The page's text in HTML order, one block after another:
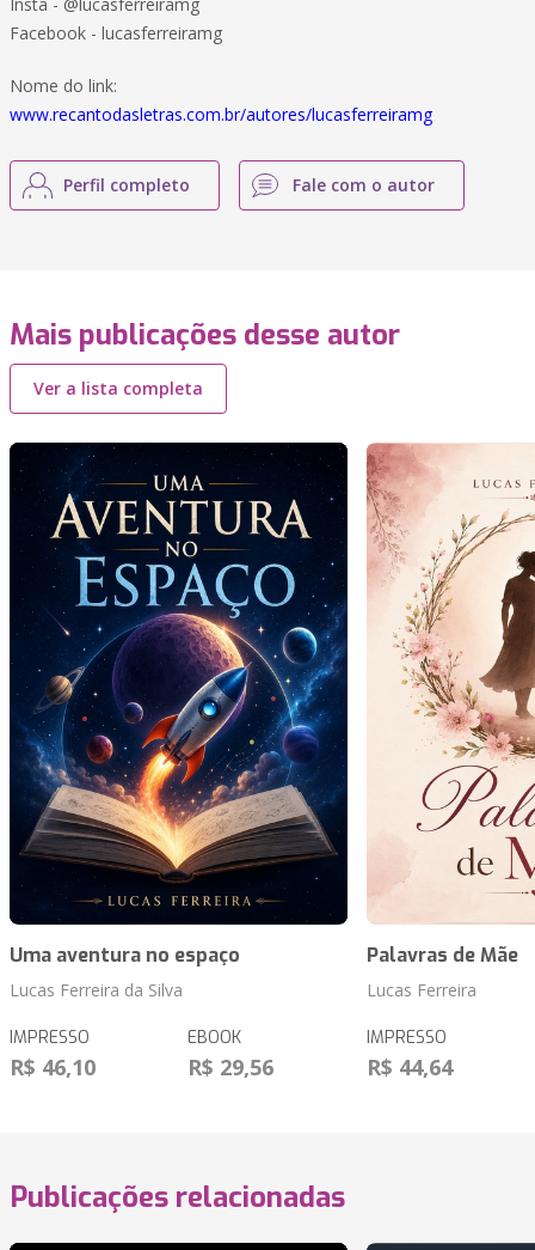
Facebook - lucasferreiramg
Nome do link:
www.recantodasletras.com.br/autores/lucasferreiramg
Perfil completo Fale com o autor
Mais publicações desse autor
Ver a lista completa
Uma aventura no espaço
Lucas Ferreira da Silva
IMPRESSO
R$ 46,10
EBOOK
R$ 29,56
Palavras de Mãe
Lucas Ferreira
IMPRESSO
R$ 44,64
Publicações relacionadas